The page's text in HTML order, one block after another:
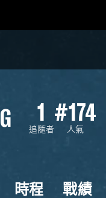
1
追隨者
#174
人氣
時程 戰績